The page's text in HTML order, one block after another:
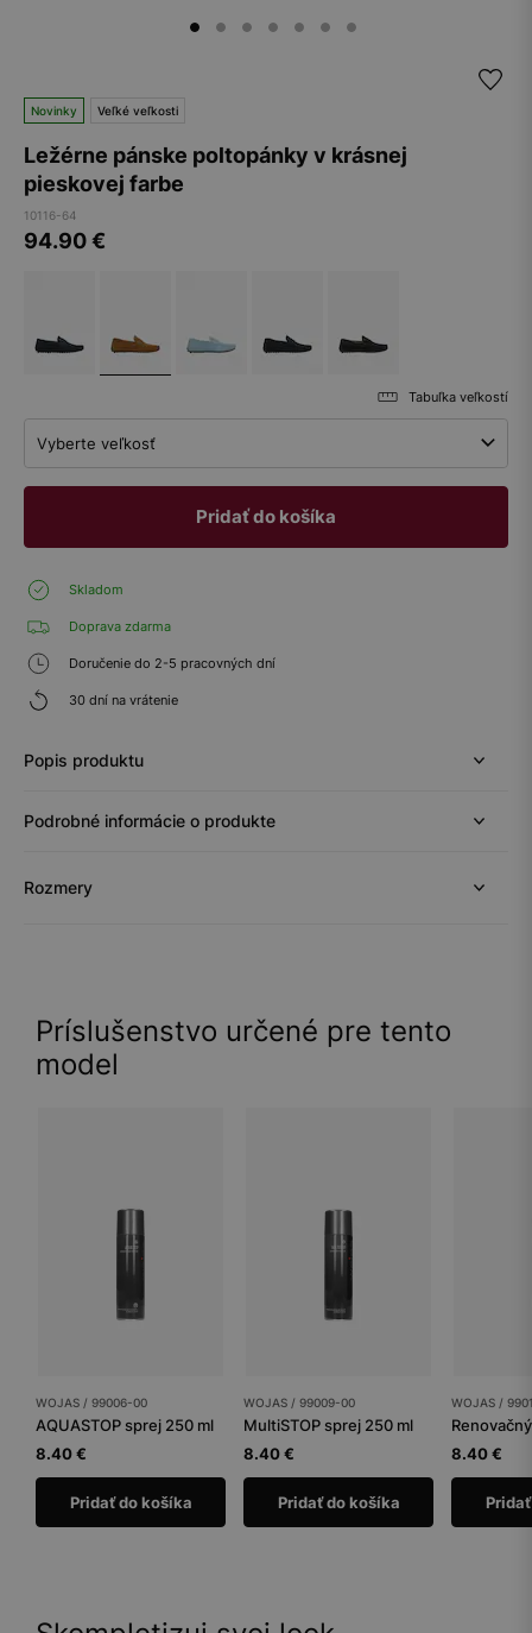
Novinky Veľké veľkosti
Ležérne pánske poltopánky v krásnej
pieskovej farbe
10116-64
94.90€
Tabuľka veľkostí
Vyberte veľkosť
Pridať do košíka
Skladom
Doprava zdarma
Doručenie do 2-5 pracovných dní
30 dní na vrátenie
Popis produktu
Podrobné informácie o produkte
Rozmery
Príslušenstvo určené pre tento
model
WOJAS / 99006-00
AQUASTOP sprej 250 ml
8.40 €
Pridať do košíka
WOJAS / 99009-00
MultiSTOP sprej 250 ml
8.40 €
Pridať do košíka
WOJAS /
8.40 €